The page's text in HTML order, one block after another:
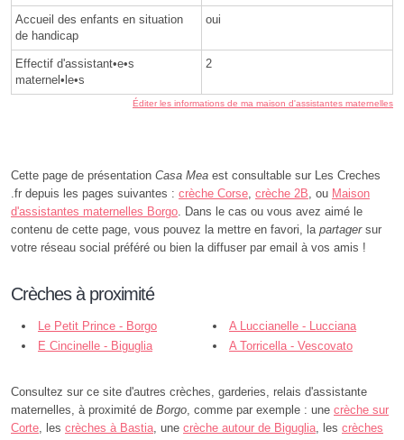
Accueil des enfants en situation
de handicap
oui
Effectif d'assistant•e•s
maternel•le•s
2
Éditer les informations de ma maison d'assistantes maternelles
Cette page de présentation Casa Mea est consultable sur Les Creches
.fr depuis les pages suivantes : crèche Corse, crèche 2B, ou Maison
d'assistantes maternelles Borgo. Dans le cas ou vous avez aimé le
contenu de cette page, vous pouvez la mettre en favori, la partagersur
votre réseau social préféré ou bien la diffuser par email à vos amis !
Crèches à proximité
Le Petit Prince - Borgo
A Luccianelle - Lucciana
E Cincinelle - Biguglia
A Torricella - Vescovato
Consultez sur ce site d'autres crèches, garderies, relais d'assistante
maternelles, à proximité de Borgo, comme par exemple : une crèche sur
Corte, les crèches à Bastia, une crèche autour de Biguglia, les crèches